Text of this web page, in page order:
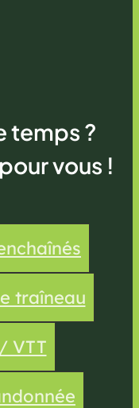
temps ?
vous !
traîneau
VTT